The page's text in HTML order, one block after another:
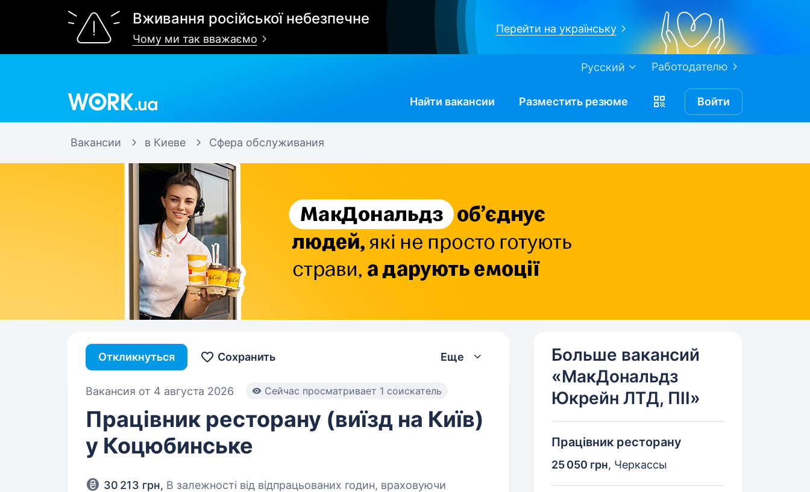
Вживання російської небезпечне
Чому ми так вважаємо
Перейти на українську
Работодателю
Русский
Найти вакансии Разместить резюме Войти
Вакансии в Киеве Сфера обслуживания
Откликнуться Сохранить Еще
Вакансия от 4 августа 2026 Cейчас просматривает 1 соискатель
Працівник ресторану (виїзд на Київ)
у Коцюбинське
30 213 грн, В залежності від відпрацьованих годин, враховуючи
Больше вакансий
«МакДональдз
Юкрейн ЛТД, ПІІ»
Працівник ресторану
25 050 грн, Черкассы